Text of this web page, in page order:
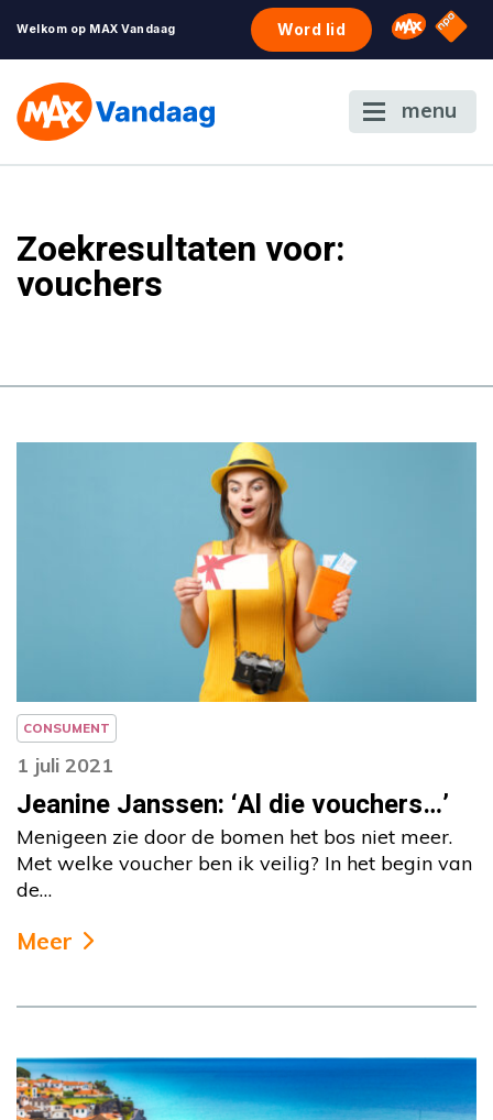
Welkom op MAX Vandaag Word lid Omroep
NPO
menu
Zoekresultaten voor:
vouchers
Column
Jeanine Janssen
CONSUMENT
1 juli 2021
Jeanine Janssen: ‘Al die vouchers…’
Menigeen zie door de bomen het bos niet meer.
Met welke voucher ben ik veilig? In het begin van
de…
Meer